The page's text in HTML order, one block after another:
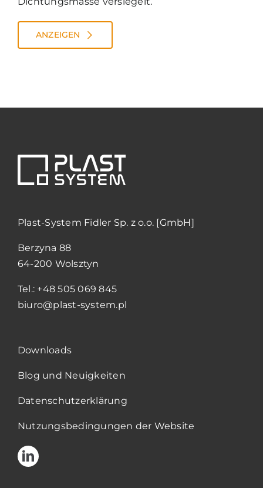
ANZEIGEN
Plast-System Fidler Sp. z o.o. [GmbH]
Berzyna 88
64-200 Wolsztyn
Tel.: +48 505 069 845
biuro@plast-system.pl
Downloads
Blog und Neuigkeiten
Datenschutzerklärung
Nutzungsbedingungen der Website